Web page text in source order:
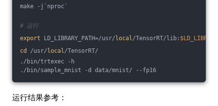
make -j`nproc`
# 运行
export LD_LIBRARY_PATH=/usr/ local/TensorRT/lib:
cd
/usr/ local/TensorRT/
./bin/trtexec -h
./bin/sample_mnist -d data/mnist/ --fp16
运行结果参考：